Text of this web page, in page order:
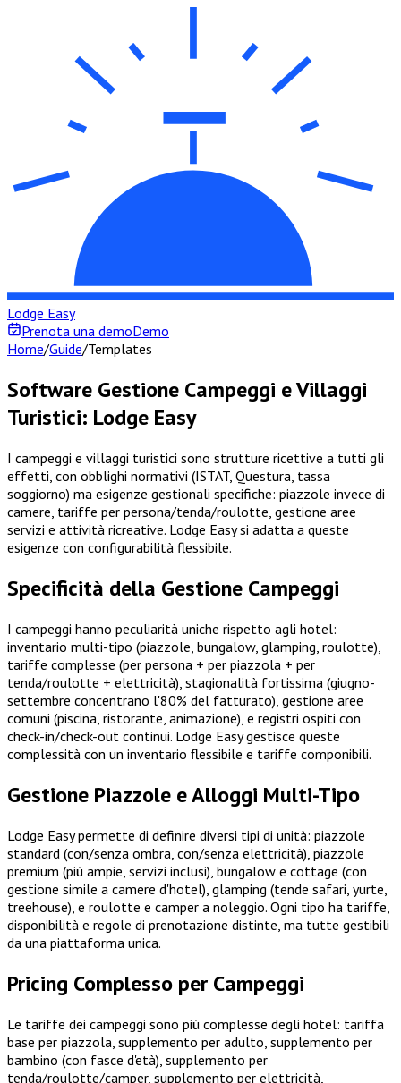
Lodge Easy
Prenota una demoDemo
Home/Guide/Templates
Software Gestione Campeggi e Villaggi
Turistici: Lodge Easy
I campeggi e villaggi turistici sono strutture ricettive a tutti gli
effetti, con obblighi normativi (ISTAT, Questura, tassa
soggiorno) ma esigenze gestionali specifiche: piazzole invece di
camere, tariffe per persona/tenda/roulotte, gestione aree
servizi e attività ricreative. Lodge Easy si adatta a queste
esigenze con configurabilità flessibile.
Specificità della Gestione Campeggi
I campeggi hanno peculiarità uniche rispetto agli hotel:
inventario multi-tipo (piazzole, bungalow, glamping, roulotte),
tariffe complesse (per persona + per piazzola + per
tenda/roulotte + elettricità), stagionalità fortissima (giugno-
settembre concentrano l'80% del fatturato), gestione aree
comuni (piscina, ristorante, animazione), e registri ospiti con
check-in/check-out continui. Lodge Easy gestisce queste
complessità con un inventario flessibile e tariffe componibili.
Gestione Piazzole e Alloggi Multi-Tipo
Lodge Easy permette di definire diversi tipi di unità: piazzole
standard (con/senza ombra, con/senza elettricità), piazzole
premium (più ampie, servizi inclusi), bungalow e cottage (con
gestione simile a camere d'hotel), glamping (tende safari, yurte,
treehouse), e roulotte e camper a noleggio. Ogni tipo ha tariffe,
disponibilità e regole di prenotazione distinte, ma tutte gestibili
da una piattaforma unica.
Pricing Complesso per Campeggi
Le tariffe dei campeggi sono più complesse degli hotel: tariffa
base per piazzola, supplemento per adulto, supplemento per
bambino (con fasce d'età), supplemento per
tenda/roulotte/camper, supplemento per elettricità,